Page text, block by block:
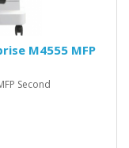
M4555 MFP
Second